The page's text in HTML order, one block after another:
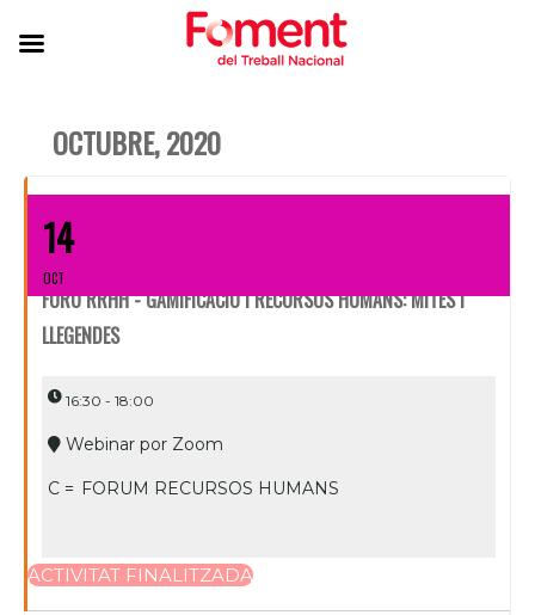
OCTUBRE, 2020
14
OCT
FORO RRHH - GAMIFICACIÓ I RECURSOS HUMANS: MITES I
LLEGENDES
16:30 - 18:00
Webinar por Zoom
C = FORUM RECURSOS HUMANS
ACTIVITAT FINALITZADA